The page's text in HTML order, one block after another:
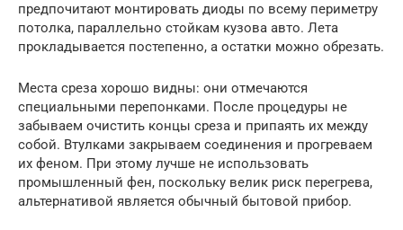
предпочитают монтировать диоды по всему периметру
потолка, параллельно стойкам кузова авто. Лета
прокладывается постепенно, а остатки можно обрезать.
Места среза хорошо видны: они отмечаются
специальными перепонками. После процедуры не
забываем очистить концы среза и припаять их между
собой. Втулками закрываем соединения и прогреваем
их феном. При этому лучше не использовать
промышленный фен, поскольку велик риск перегрева,
альтернативой является обычный бытовой прибор.